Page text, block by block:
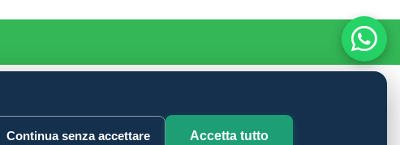
Continua senza accettare Accetta tutto